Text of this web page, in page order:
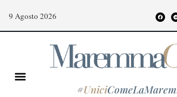
9 Agosto 2026
#Unici